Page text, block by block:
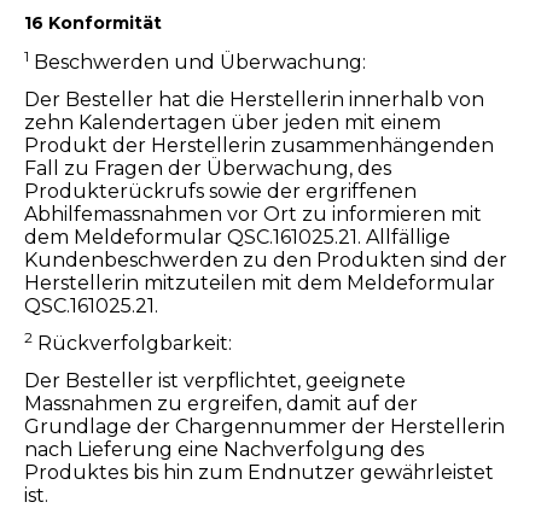
16 Konformität
1 Beschwerden und Überwachung:
Der Besteller hat die Herstellerin innerhalb von
zehn Kalendertagen über jeden mit einem
Produkt der Herstellerin zusammenhängenden
Fall zu Fragen der Überwachung, des
Produkterückrufs sowie der ergriffenen
Abhilfemassnahmen vor Ort zu informieren mit
dem Meldeformular QSC.161025.21. Allfällige
Kundenbeschwerden zu den Produkten sind der
Herstellerin mitzuteilen mit dem Meldeformular
QSC.161025.21.
2 Rückverfolgbarkeit:
Der Besteller ist verpflichtet, geeignete
Massnahmen zu ergreifen, damit auf der
Grundlage der Chargennummer der Herstellerin
nach Lieferung eine Nachverfolgung des
Produktes bis hin zum Endnutzer gewährleistet
ist.